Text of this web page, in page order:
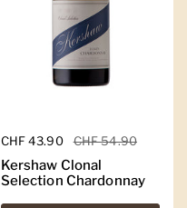
Regulärer Preis
CHF 43.90 Sale-Preis
CHF 54.90
Kershaw Clonal
Selection Chardonnay